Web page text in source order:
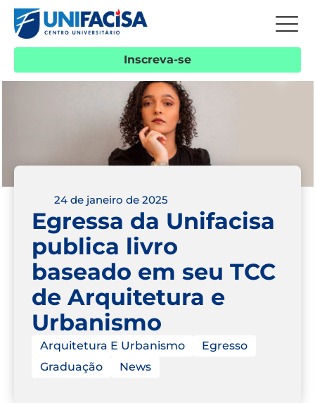
Inscreva-se
24 de janeiro de 2025
Egressa da Unifacisa
publica livro
baseado em seu TCC
de Arquitetura e
Urbanismo
Arquitetura E Urbanismo
Egresso
Graduação
News